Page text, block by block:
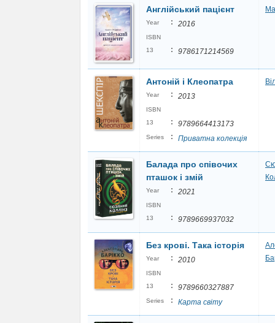
Англійський пацієнт
Year : 2016
ISBN
13
: 9786171214569
Антоній і Клеопатра
Year : 2013
ISBN
13
: 9789664413173
Series : Приватна колекція
Балада про співочих
пташок і змій
Year : 2021
ISBN
13
: 9789669937032
Без кровi. Така iсторiя
Year : 2010
ISBN
13
: 9789660327887
Series : Карта світу